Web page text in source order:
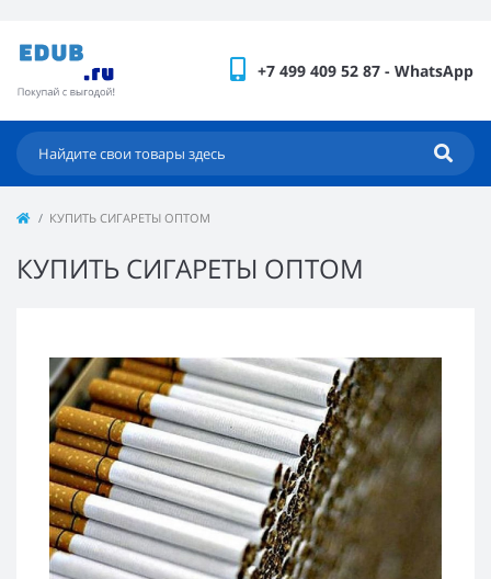
+7 499 409 52 87 - WhatsApp
КУПИТЬ СИГАРЕТЫ ОПТОМ
КУПИТЬ СИГАРЕТЫ ОПТОМ